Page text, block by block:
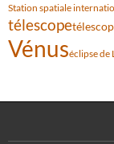
Station spatiale
télescope
Vénuséclipse de